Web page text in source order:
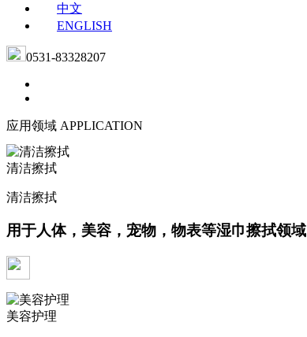
中文
ENGLISH
0531-83328207
应用领域 APPLICATION
清洁擦拭
清洁擦拭
用于人体，美容，宠物，物表等湿巾擦拭领域
美容护理